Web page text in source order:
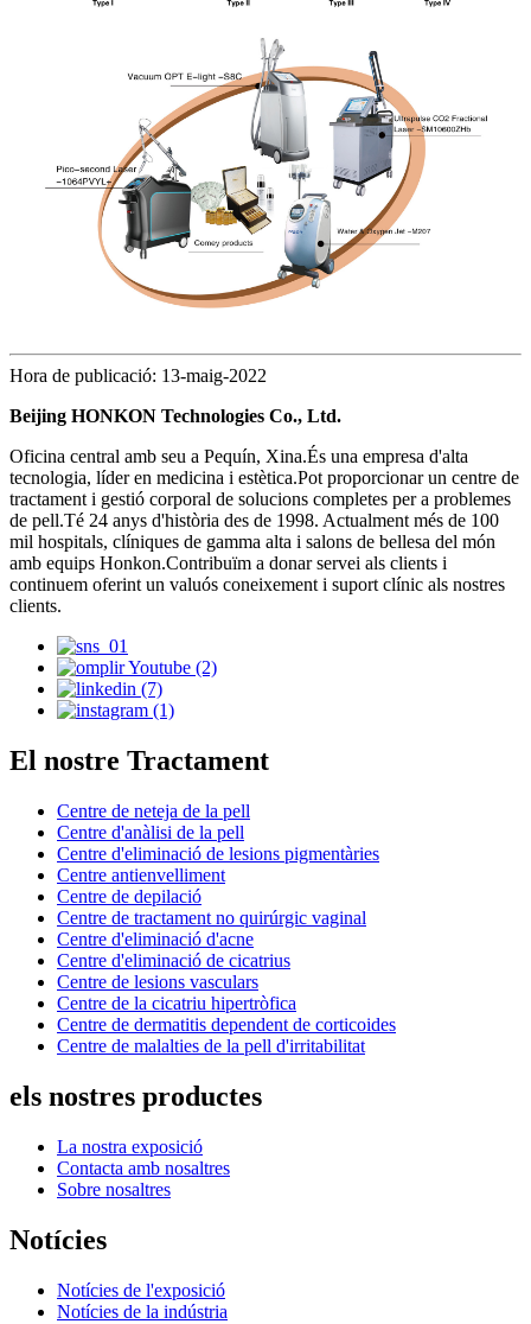
Hora de publicació: 13-maig-2022
Beijing HONKON Technologies Co., Ltd.
Oficina central amb seu a Pequín, Xina.És una empresa d'alta
tecnologia, líder en medicina i estètica.Pot proporcionar un centre de
tractament i gestió corporal de solucions completes per a problemes
de pell.Té 24 anys d'història des de 1998. Actualment més de 100
mil hospitals, clíniques de gamma alta i salons de bellesa del món
amb equips Honkon.Contribuïm a donar servei als clients i
continuem oferint un valuós coneixement i suport clínic als nostres
clients.
El nostre Tractament
Centre de neteja de la pell
Centre d'anàlisi de la pell
Centre d'eliminació de lesions pigmentàries
Centre antienvelliment
Centre de depilació
Centre de tractament no quirúrgic vaginal
Centre d'eliminació d'acne
Centre d'eliminació de cicatrius
Centre de lesions vasculars
Centre de la cicatriu hipertròfica
Centre de dermatitis dependent de corticoides
Centre de malalties de la pell d'irritabilitat
els nostres productes
La nostra exposició
Contacta amb nosaltres
Sobre nosaltres
Notícies
Notícies de l'exposició
Notícies de la indústria